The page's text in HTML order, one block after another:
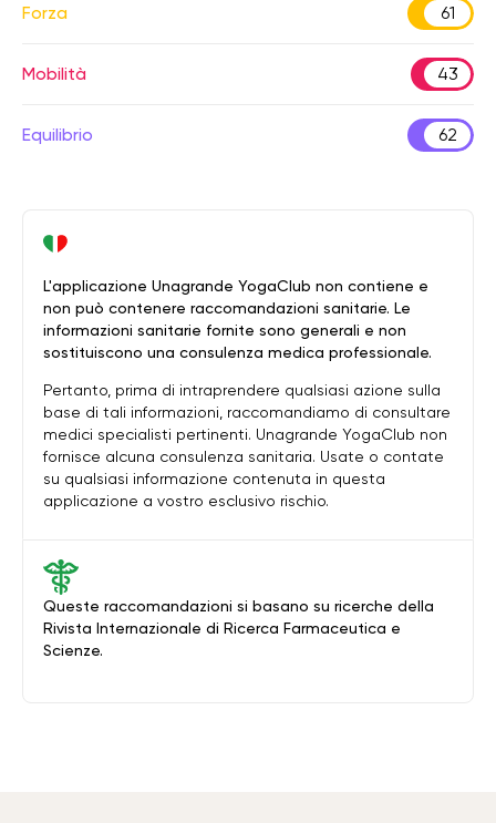
Forza 61
Mobilità 43
Equilibrio 62
Queste raccomandazioni si basano su ricerche della
Rivista Internazionale di Ricerca Farmaceutica e
Scienze.
L'applicazione Unagrande YogaClub non contiene e
non può contenere raccomandazioni sanitarie. Le
informazioni sanitarie fornite sono generali e non
sostituiscono una consulenza medica professionale.
Pertanto, prima di intraprendere qualsiasi azione sulla
base di tali informazioni, raccomandiamo di consultare
medici specialisti pertinenti. Unagrande YogaClub non
fornisce alcuna consulenza sanitaria. Usate o contate
su qualsiasi informazione contenuta in questa
applicazione a vostro esclusivo rischio.